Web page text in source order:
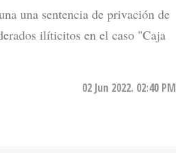
una sentencia de privación de
ilíticitos en el caso "Caja
02 Jun 2022. 02:40 PM